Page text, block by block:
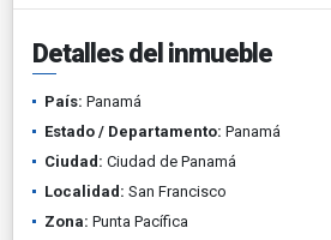
Detalles del inmueble
País: Panamá
Estado / Departamento: Panamá
Ciudad: Ciudad de Panamá
Localidad: San Francisco
Zona: Punta Pacífica